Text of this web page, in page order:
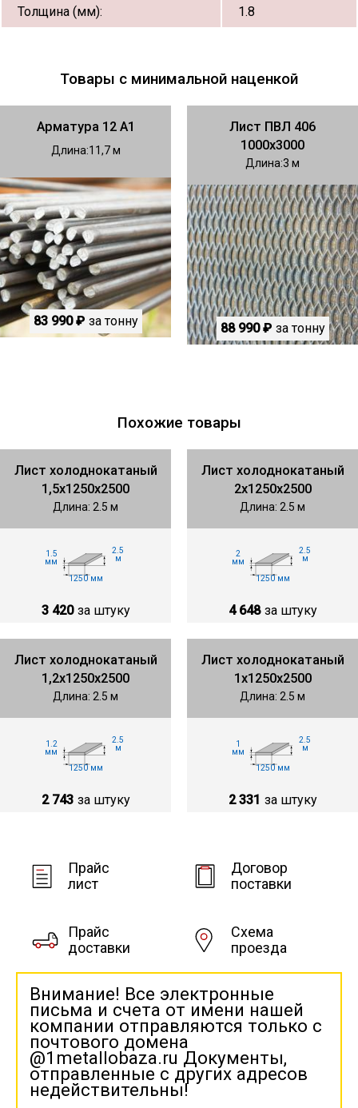
Толщина (мм): 1.8
Товары с минимальной наценкой
Арматура 12 А1
Длина 11,7
83 990 ₽ за тонну
Лист ПВЛ 406
1000х3000
Длина 3
88 990 ₽ за тонну
Похожие товары
Лист холоднокатаный
1,5х1250х2500
Длина: 2.5 м
1.5
мм
2.5
м
1250 мм
3 420 за штуку
Лист холоднокатаный
2х1250х2500
Длина: 2.5 м
2
мм
2.5
м
1250 мм
4 648 за штуку
Лист холоднокатаный
1,2х1250х2500
Длина: 2.5 м
1.2
мм
2.5
м
1250 мм
2 743 за штуку
Лист холоднокатаный
1х1250х2500
Длина: 2.5 м
1
мм
2.5
м
1250 мм
2 331 за штуку
Прайс
лист
Договор
поставки
Прайс
доставки
Схема
проезда
Внимание! Все электронные
письма и счета от имени нашей
компании отправляются только с
почтового домена
@1metallobaza.ru Документы,
отправленные с других адресов
недействительны!